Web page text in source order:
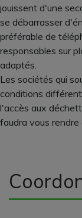
jouissent d'une
se débarrasser
préférable de
responsables sur
adaptés.
Les sociétés qui
conditions
l'accès aux
faudra vous rendre